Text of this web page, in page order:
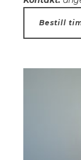
Bestill